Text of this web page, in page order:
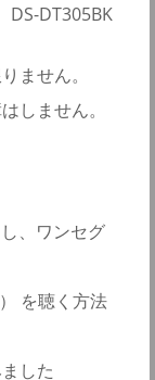
DT305BK
ません。
しません。
、ワンセグ
を聴く方法
した